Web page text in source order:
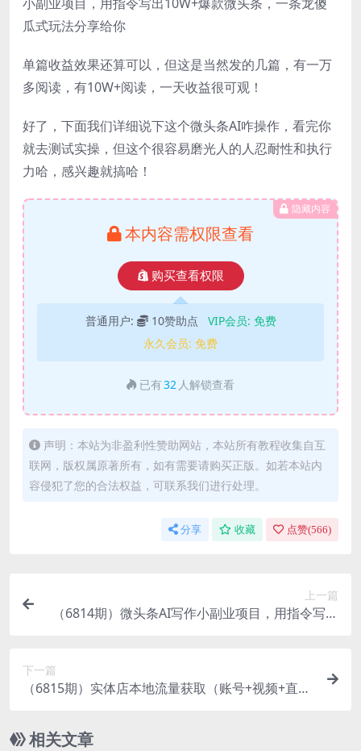
瓜式玩法分享给你
单篇收益效果还算可以，但这是当然发的几篇，有一万
多阅读，有10W+阅读，一天收益很可观！
好了，下面我们详细说下这个微头条AI咋操作，看完你
就去测试实操，但这个很容易磨光人的人忍耐性和执行
力哈，感兴趣就搞哈！
隐藏内容
本内容需权限查看
购买查看权限
普通用户: 10赞助点 VIP会员: 免费
永久会员: 免费
已有32 人解锁查看
声明：本站为非盈利性赞助网站，本站所有教程收集自互
联网，版权属原著所有，如有需要请购买正版。如若本站内
容侵犯了您的合法权益，可联系我们进行处理。
分享 收藏 点赞(566)
上一篇
（6814期）微头条AI写作小副业项目，用指令写出
下一篇
（6815期）实体店本地流量获取（账号+视频+直播
相关文章